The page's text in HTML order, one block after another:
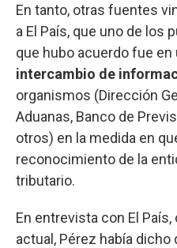
En tanto, otras fuentes
a El País, que uno de los
que hubo acuerdo fue
intercambio de
organismos (Dirección
Aduanas, Banco de
otros) en la medida en
reconocimiento de la
tributario.
En entrevista con El
actual, Pérez había